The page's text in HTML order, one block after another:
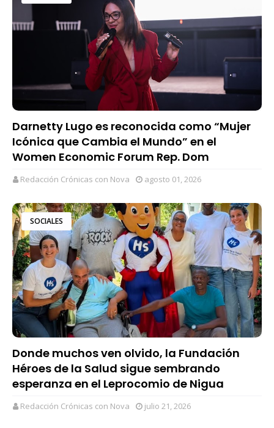
Darnetty Lugo es reconocida como “Mujer
Icónica que Cambia el Mundo” en el
Women Economic Forum Rep. Dom
Redacción Crónicas con Nova agosto 01, 2026
SOCIALES
Donde muchos ven olvido, la Fundación
Héroes de la Salud sigue sembrando
esperanza en el Leprocomio de Nigua
Redacción Crónicas con Nova julio 21, 2026